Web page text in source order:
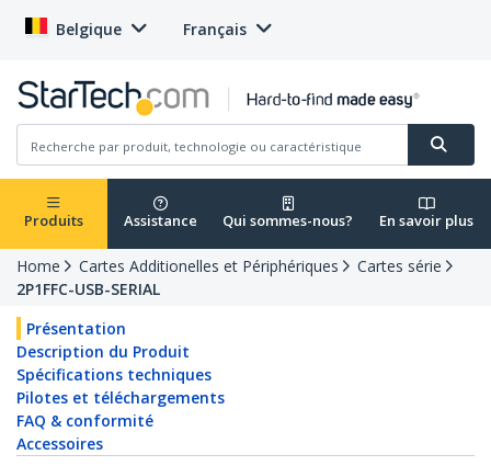
Belgique Français
Produits Assistance Qui sommes-nous? En savoir plus
Home Cartes Additionelles et Périphériques
Cartes série
2P1FFC-USB-SERIAL
Présentation
Description du Produit
Spécifications techniques
Pilotes et téléchargements
FAQ & conformité
Accessoires